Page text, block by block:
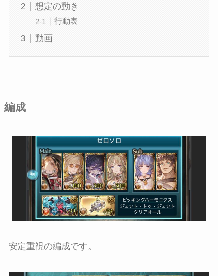
想定の動き
行動表
動画
編成
安定重視の編成です。